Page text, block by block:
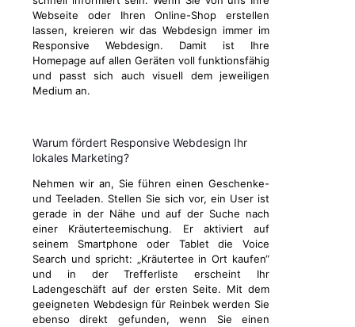
Webseite oder Ihren Online-Shop erstellen
lassen, kreieren wir das Webdesign immer im
Responsive Webdesign. Damit ist Ihre
Homepage auf allen Geräten voll funktionsfähig
und passt sich auch visuell dem jeweiligen
Medium an.
Warum fördert Responsive Webdesign Ihr
lokales Marketing?
Nehmen wir an, Sie führen einen Geschenke-
und Teeladen. Stellen Sie sich vor, ein User ist
gerade in der Nähe und auf der Suche nach
einer Kräuterteemischung. Er aktiviert auf
seinem Smartphone oder Tablet die Voice
Search und spricht: „Kräutertee in Ort kaufen“
und in der Trefferliste erscheint Ihr
Ladengeschäft auf der ersten Seite. Mit dem
geeigneten Webdesign für Reinbek werden Sie
ebenso direkt gefunden, wenn Sie einen